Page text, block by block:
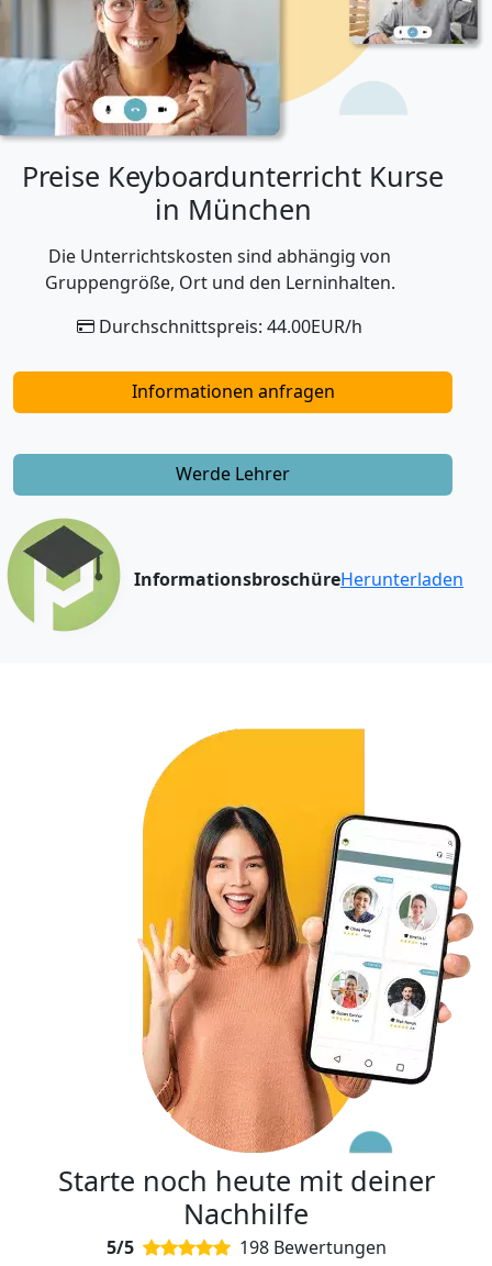
Preise Keyboardunterricht Kurse
in München
Die Unterrichtskosten sind abhängig von
Gruppengröße, Ort und den Lerninhalten.
Durchschnittspreis: 44.00EUR/h
Informationen anfragen
Werde Lehrer
InformationsbroschüreHerunterladen
Starte noch heute mit deiner
Nachhilfe
5/5
198 Bewertungen